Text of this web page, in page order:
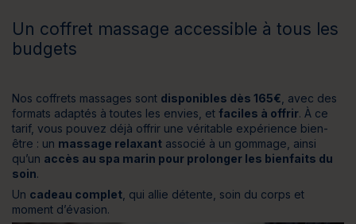
Un coffret massage accessible à tous les
budgets
Nos coffrets massages sont disponibles dès 165€ , avec des
formats adaptés à toutes les envies, et faciles à offrir. À ce
tarif, vous pouvez déjà offrir une véritable expérience bien-
être : un massage relaxant associé à un gommage, ainsi
qu’un accès au spa marin pour prolonger les bienfaits du
soin.
Un cadeau complet , qui allie détente, soin du corps et
moment d’évasion.